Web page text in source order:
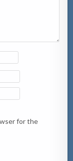
for the